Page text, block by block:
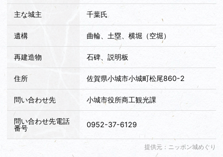
主な城主 千葉氏
遺構 曲輪、土塁、横堀（空堀）
再建造物 石碑、説明板
住所 佐賀県小城市小城町松尾860-2
問い合わせ先 小城市役所商工観光課
問い合わせ先電話
番号
0952-37-6129
提供元：ニッポン城めぐり